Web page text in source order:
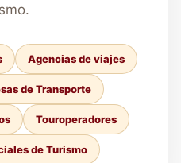
Agencias de viajes
de Transporte
Touroperadores
de Turismo